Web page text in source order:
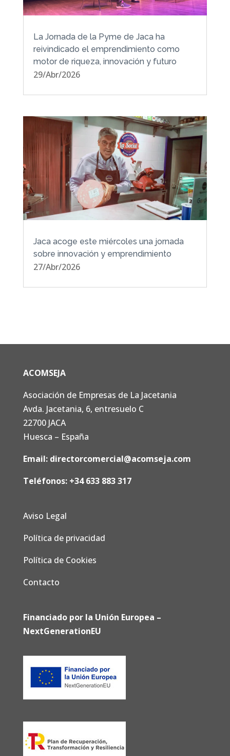
La Jornada de la Pyme de Jaca ha
reivindicado el emprendimiento como
motor de riqueza, innovación y futuro
29/Abr/2026
Jaca acoge este miércoles una jornada
sobre innovación y emprendimiento
27/Abr/2026
ACOMSEJA
Asociación de Empresas de La Jacetania
Avda. Jacetania, 6, entresuelo C
22700 JACA
Huesca – España
Email: directorcomercial@acomseja.com
Teléfonos: +34 633 883 317
Aviso Legal
Política de privacidad
Política de Cookies
Contacto
Financiado por la Unión Europea –
NextGenerationEU